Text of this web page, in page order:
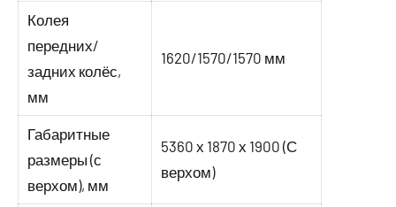
Колея
передних/
задних колёс,
мм
1620/1570/1570 мм
Габаритные
размеры (с
верхом), мм
5360 х 1870 х 1900 (С
верхом)